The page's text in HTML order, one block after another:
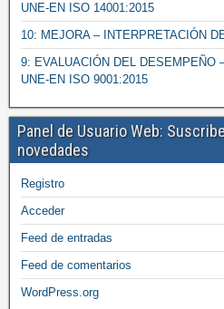
UNE-EN ISO 14001:2015
10: MEJORA – INTERPRETACIÓN
9: EVALUACIÓN DEL DESEMPEÑO
UNE-EN ISO 9001:2015
Panel de Usuario Web:
novedades
Registro
Acceder
Feed de entradas
Feed de comentarios
WordPress.org